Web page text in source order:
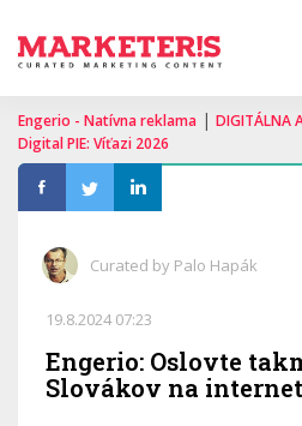
Engerio - Natívna reklama | DIGITÁLNA
Digital PIE: Víťazi 2026
Curated by Palo Hapák
19.8.2024 07:23
Engerio: Oslovte
Slovákov na